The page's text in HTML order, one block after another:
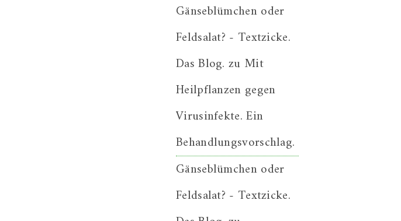
Gänseblümchen oder
Feldsalat? - Textzicke.
Das Blog. zu Mit
Heilpflanzen gegen
Virusinfekte. Ein
Behandlungsvorschlag.
Gänseblümchen oder
Feldsalat? - Textzicke.